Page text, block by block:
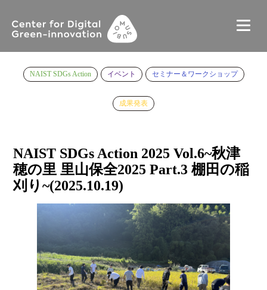
NAIST SDGs Action イベント セミナー＆ワークショップ
成果発表
NAIST SDGs Action 2025 Vol.6~秋津
穂の里 里山保全2025 Part.3 棚田の稲
刈り~(2025.10.19)